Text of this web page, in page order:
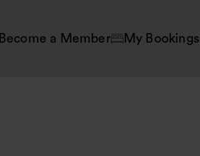
a Member My Bookings